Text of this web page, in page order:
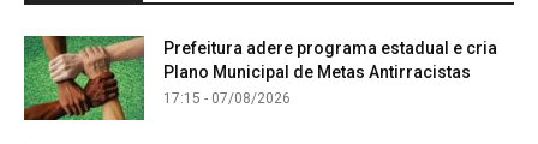
Prefeitura adere programa estadual e cria
Plano Municipal de Metas Antirracistas
17:15 - 07/08/2026